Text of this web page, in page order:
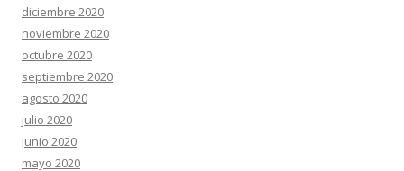
diciembre 2020
noviembre 2020
octubre 2020
septiembre 2020
agosto 2020
julio 2020
junio 2020
mayo 2020